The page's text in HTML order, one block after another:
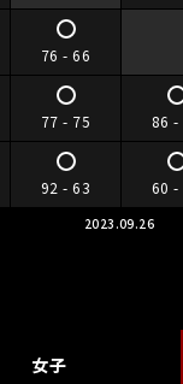
76 - 66
77 - 75 86
92 - 63 60 -
2023.09.26
女子